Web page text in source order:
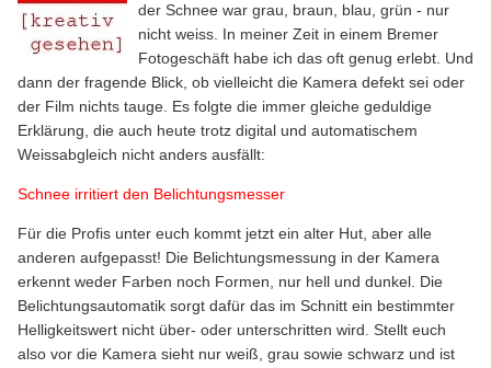
der Schnee war grau, braun, blau, grün - nur
nicht weiss. In meiner Zeit in einem Bremer
Fotogeschäft habe ich das oft genug erlebt. Und
dann der fragende Blick, ob vielleicht die Kamera defekt sei oder
der Film nichts tauge. Es folgte die immer gleiche geduldige
Erklärung, die auch heute trotz digital und automatischem
Weissabgleich nicht anders ausfällt:
Schnee irritiert den Belichtungsmesser
Für die Profis unter euch kommt jetzt ein alter Hut, aber alle
anderen aufgepasst! Die Belichtungsmessung in der Kamera
erkennt weder Farben noch Formen, nur hell und dunkel. Die
Belichtungsautomatik sorgt dafür das im Schnitt ein bestimmter
Helligkeitswert nicht über- oder unterschritten wird. Stellt euch
also vor die Kamera sieht nur weiß, grau sowie schwarz und ist